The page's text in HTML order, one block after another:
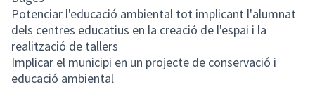
Potenciar l'educació ambiental tot implicant l'alumnat
dels centres educatius en la creació de l'espai i la
realització de tallers
Implicar el municipi en un projecte de conservació i
educació ambiental